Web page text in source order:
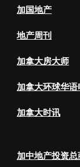
加国地产
地产周刊
加拿大房大师
加拿大环球华语
加拿大时讯
加中地产投资总